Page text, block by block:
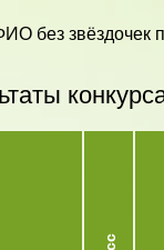
без звёздочек